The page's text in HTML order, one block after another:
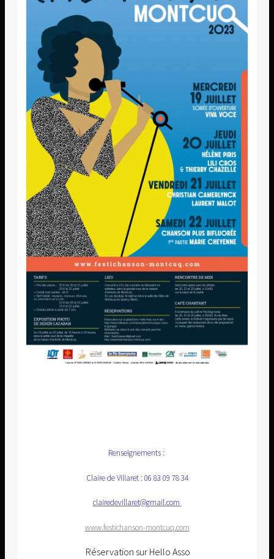
Renseignements :
Claire de Villaret : 06 83 09 78 34
clairedevillaret@gmail.com
www.festichanson-montcuq.com
Réservation sur Hello Asso